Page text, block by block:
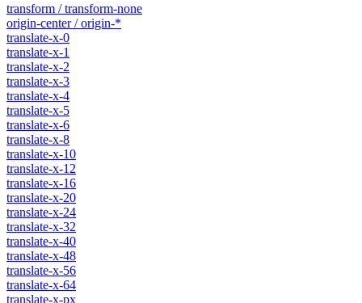
transform / transform-none
origin-center / origin-*
translate-x-0
translate-x-1
translate-x-2
translate-x-3
translate-x-4
translate-x-5
translate-x-6
translate-x-8
translate-x-10
translate-x-12
translate-x-16
translate-x-20
translate-x-24
translate-x-32
translate-x-40
translate-x-48
translate-x-56
translate-x-64
translate-x-px